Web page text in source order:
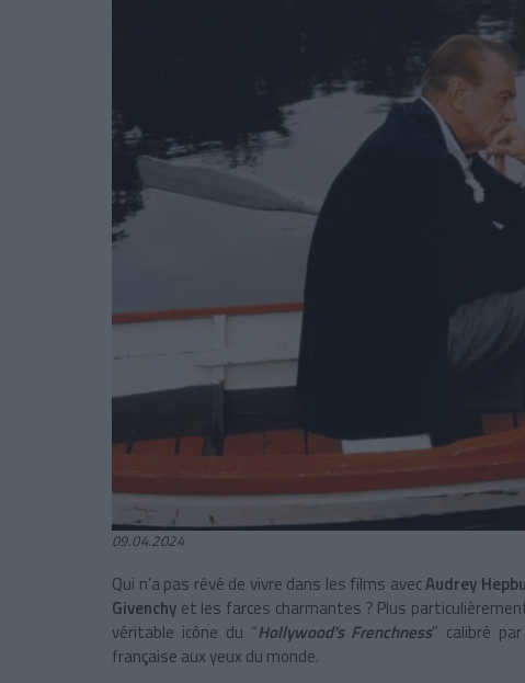
09.04.2024
Qui n’a pas rêvé de vivre dans les films avecAudrey
Givenchy et les farces charmantes ? Plus
véritable icône du “Hollywood's Frenchness” calibré
française aux yeux du monde.